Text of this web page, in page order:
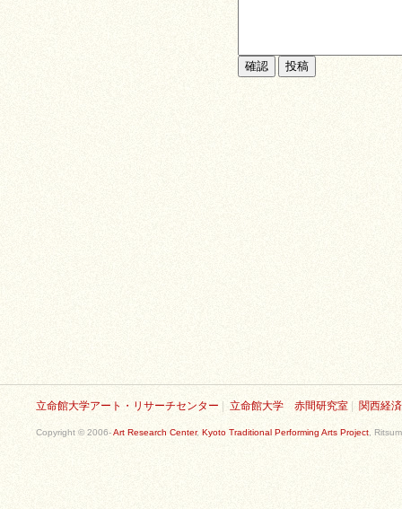
立命館大学アート・リサーチセンター 立命館大学 赤間研究室 関西経
Copyright © 2006-Art Research Center, Kyoto Traditional Performing Arts Project ,